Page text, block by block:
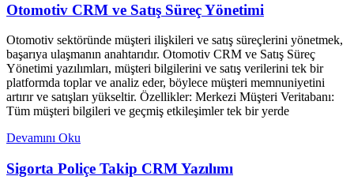
Otomotiv CRM ve Satış Süreç Yönetimi
Otomotiv sektöründe müşteri ilişkileri ve satış süreçlerini yönetmek,
başarıya ulaşmanın anahtarıdır. Otomotiv CRM ve Satış Süreç
Yönetimi yazılımları, müşteri bilgilerini ve satış verilerini tek bir
platformda toplar ve analiz eder, böylece müşteri memnuniyetini
artırır ve satışları yükseltir. Özellikler: Merkezi Müşteri Veritabanı:
Tüm müşteri bilgileri ve geçmiş etkileşimler tek bir yerde
Devamını Oku
Sigorta Poliçe Takip CRM Yazılımı